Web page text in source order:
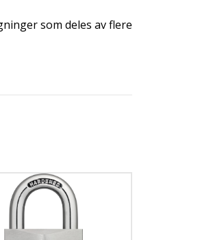
som deles av flere